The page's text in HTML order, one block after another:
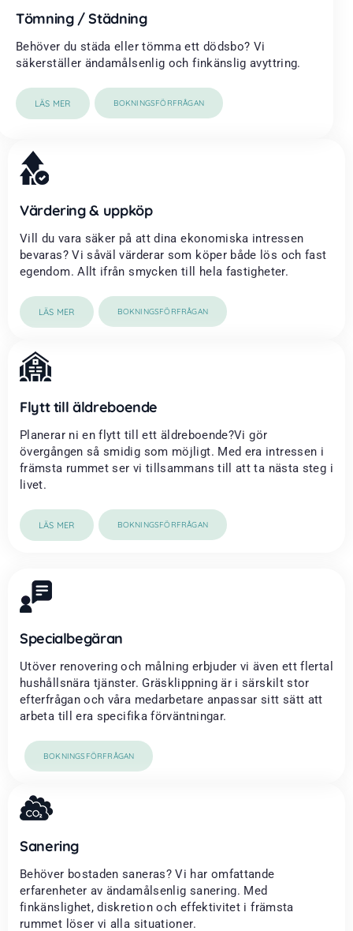
Tömning / Städning
Behöver du städa eller tömma ett dödsbo? Vi
säkerställer ändamålsenlig och finkänslig avyttring.
LÄS MER BOKNINGSFÖRFRÅGAN
Värdering & uppköp
Vill du vara säker på att dina ekonomiska intressen
bevaras? Vi såväl värderar som köper både lös och fast
egendom. Allt ifrån smycken till hela fastigheter.
LÄS MER BOKNINGSFÖRFRÅGAN
Flytt till äldreboende
Planerar ni en flytt till ett äldreboende?Vi gör
övergången så smidig som möjligt. Med era intressen i
främsta rummet ser vi tillsammans till att ta nästa steg i
livet.
LÄS MER BOKNINGSFÖRFRÅGAN
Specialbegäran
Utöver renovering och målning erbjuder vi även ett flertal
hushållsnära tjänster. Gräsklippning är i särskilt stor
efterfrågan och våra medarbetare anpassar sitt sätt att
arbeta till era specifika förväntningar.
BOKNINGSFÖRFRÅGAN
Sanering
Behöver bostaden saneras? Vi har omfattande
erfarenheter av ändamålsenlig sanering. Med
finkänslighet, diskretion och effektivitet i främsta
rummet löser vi alla situationer.